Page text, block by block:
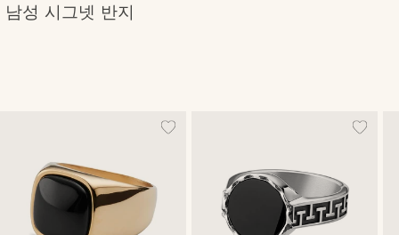
남성 시그넷 반지